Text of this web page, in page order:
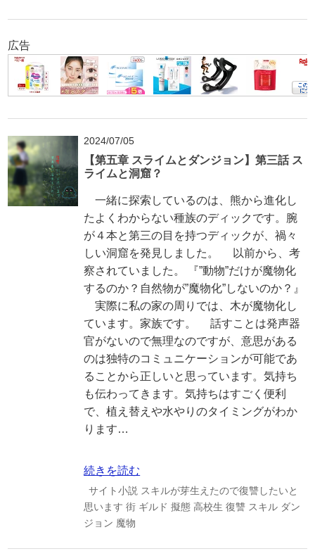
広告
2024/07/05
【第五章 スライムとダンジョン】第三話 ス
ライムと洞窟？
一緒に探索しているのは、熊から進化し
たよくわからない種族のディックです。腕
が４本と第三の目を持つディックが、禍々
しい洞窟を発見しました。 以前から、考
察されていました。 『”動物”だけが魔物化
するのか？自然物が”魔物化”しないのか？』
実際に私の家の周りでは、木が魔物化し
ています。家族です。 話すことは発声器
官がないので無理なのですが、意思がある
のは独特のコミュニケーションが可能であ
ることから正しいと思っています。気持ち
も伝わってきます。気持ちはすごく便利
で、植え替えや水やりのタイミングがわか
ります…
続きを読む
サイト小説 スキルが芽生えたので復讐したいと
思います 街 ギルド 擬態 高校生 復讐 スキル ダン
ジョン 魔物